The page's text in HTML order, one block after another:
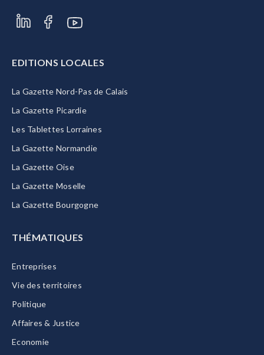
EDITIONS LOCALES
La Gazette Nord-Pas de Calais
La Gazette Picardie
Les Tablettes Lorraines
La Gazette Normandie
La Gazette Oise
La Gazette Moselle
La Gazette Bourgogne
THÉMATIQUES
Entreprises
Vie des territoires
Politique
Affaires & Justice
Economie